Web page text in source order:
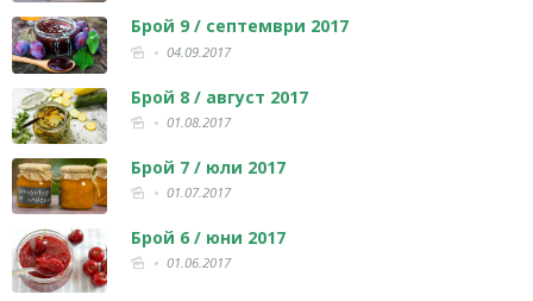
Брой 9 / септември 2017
04.09.2017
Брой 8 / август 2017
01.08.2017
Брой 7 / юли 2017
01.07.2017
Брой 6 / юни 2017
01.06.2017